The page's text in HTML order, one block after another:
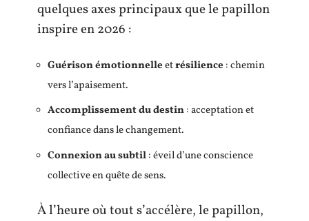
quelques axes principaux que le papillon
inspire en 2026 :
Guérison émotionnelleetrésilience : chemin
vers l’apaisement.
Accomplissement du destin: acceptation et
confiance dans le changement.
Connexion au subtil: éveil d’une conscience
collective en quête de sens.
À l’heure où tout s’accélère, le papillon,